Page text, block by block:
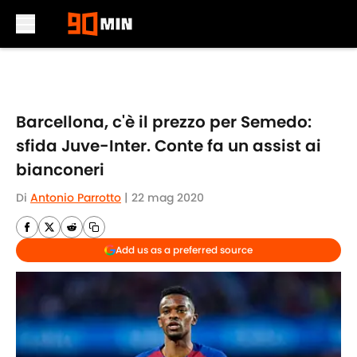
Barcellona, c'è il prezzo per Semedo:
sfida Juve-Inter. Conte fa un assist ai
bianconeri
Di Antonio Parrotto | 22 mag 2020
Add us as a preferred source